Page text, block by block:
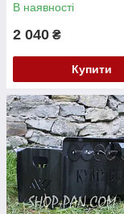
В наявності
2 040 ₴
Купити